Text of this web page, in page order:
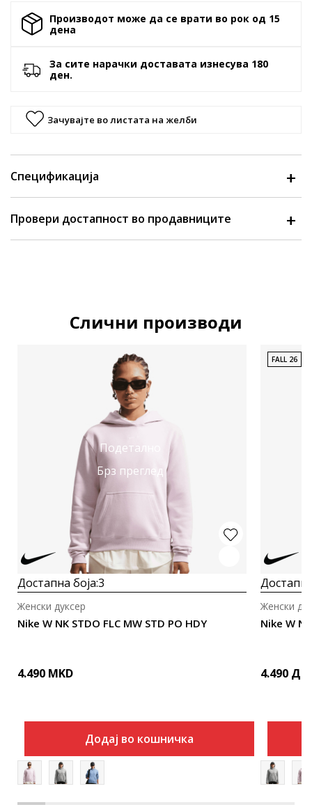
Производот може да се врати во рок од 15
денa
За сите нарачки доставата изнесува 180
ден.
Зачувајте во листата на желби
Спецификација
Провери достапност во продавниците
Слични производи
Подетално
Брз преглед
Достапна боја:3
Nike W NK STDO FLC MW STD PO HDY
Женски дуксер
4.490 MKD
Додај во кошничка
FALL 26
Nike W
Женски
4.490